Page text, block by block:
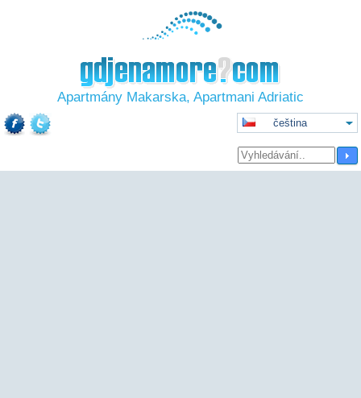
Apartmány Makarska, Apartmani Adriatic
čeština